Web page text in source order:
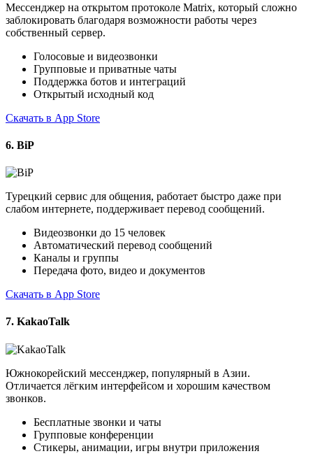
Мессенджер на открытом протоколе Matrix, который сложно
заблокировать благодаря возможности работы через
собственный сервер.
Голосовые и видеозвонки
Групповые и приватные чаты
Поддержка ботов и интеграций
Открытый исходный код
Скачать в App Store
6. BiP
Турецкий сервис для общения, работает быстро даже при
слабом интернете, поддерживает перевод сообщений.
Видеозвонки до 15 человек
Автоматический перевод сообщений
Каналы и группы
Передача фото, видео и документов
Скачать в App Store
7. KakaoTalk
Южнокорейский мессенджер, популярный в Азии.
Отличается лёгким интерфейсом и хорошим качеством
звонков.
Бесплатные звонки и чаты
Групповые конференции
Стикеры, анимации, игры внутри приложения